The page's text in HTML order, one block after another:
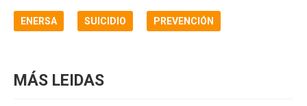
ENERSA SUICIDIO PREVENCIÓN
MÁS LEIDAS